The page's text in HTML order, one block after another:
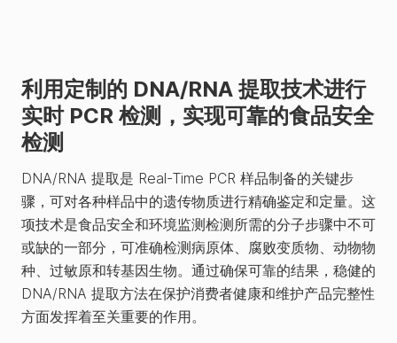
利用定制的 DNA/RNA 提取技术进行
实时 PCR 检测，实现可靠的食品安全
检测
DNA/RNA 提取是 Real-Time PCR 样品制备的关键步
骤，可对各种样品中的遗传物质进行精确鉴定和定量。这
项技术是食品安全和环境监测检测所需的分子步骤中不可
或缺的一部分，可准确检测病原体、腐败变质物、动物物
种、过敏原和转基因生物。通过确保可靠的结果，稳健的
DNA/RNA 提取方法在保护消费者健康和维护产品完整性
方面发挥着至关重要的作用。